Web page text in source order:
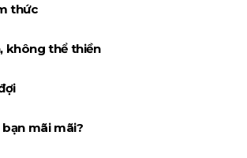
thức
không thể thiền
mãi mãi?